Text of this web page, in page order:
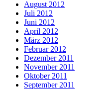
August 2012
Juli 2012
Juni 2012
April 2012
März 2012
Februar 2012
Dezember 2011
November 2011
Oktober 2011
September 2011